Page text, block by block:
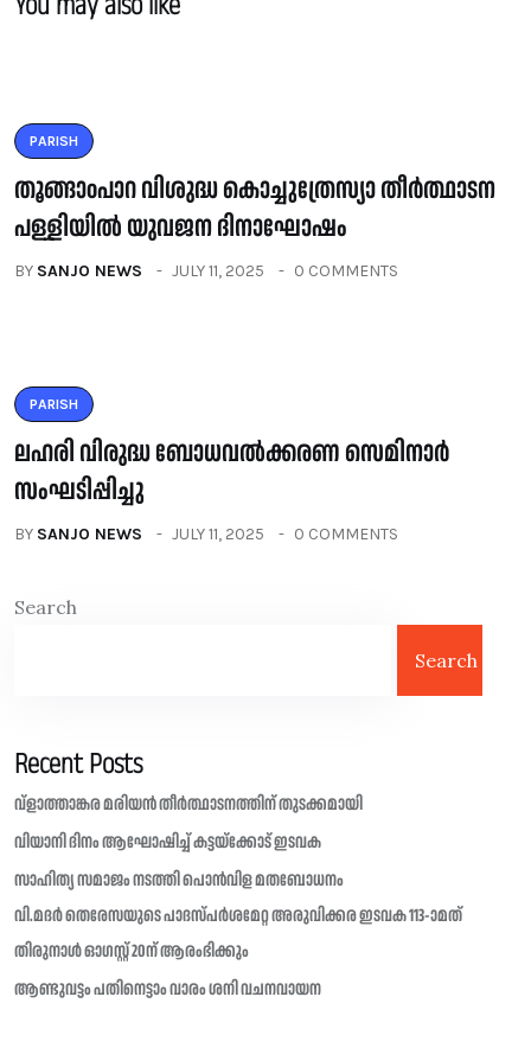
PARISH
തൂങ്ങാoപാറ വിശുദ്ധ കൊച്ചുത്രേസ്യാ തീർത്ഥാടന
പള്ളിയിൽ യുവജന ദിനാഘോഷം
BY SANJO NEWS JULY 11, 2025 0 COMMENTS
PARISH
ലഹരി വിരുദ്ധ ബോധവൽക്കരണ സെമിനാർ
സംഘടിപ്പിച്ചു
BY SANJO NEWS JULY 11, 2025 0 COMMENTS
Search
Search
Recent Posts
വ്ളാത്താങ്കര മരിയൻ തീർത്ഥാടനത്തിന് തുടക്കമായി
വിയാനി ദിനം ആഘോഷിച്ച് കട്ടയ്ക്കോട് ഇടവക
സാഹിത്യ സമാജം നടത്തി പൊൻവിള മതബോധനം
വി.മദർ തെരേസയുടെ പാദസ്പർശമേറ്റ അരുവിക്കര ഇടവക 113-ാമത്
തിരുനാൾ ഓഗസ്റ്റ് 20ന് ആരംഭിക്കും
ആണ്ടുവട്ടം പതിനെട്ടാം വാരം ശനി വചനവായന